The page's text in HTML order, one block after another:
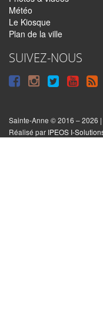
Météo
Le Kiosque
Plan de la ville
SUIVEZ-NOUS
Suivre
Facebook
Suivre
Instagram
Suivre
Twitter
Sainte-Anne © 2016 – 2026
Réalisé par IPEOS I-